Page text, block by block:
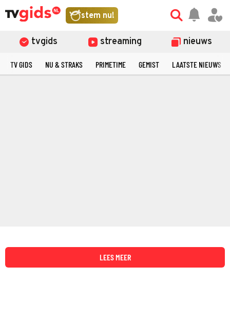
stem nu!
tvgids streaming nieuws
TV GIDS NU & STRAKS PRIMETIME GEMIST LAATSTE NIEUWS
LEES MEER